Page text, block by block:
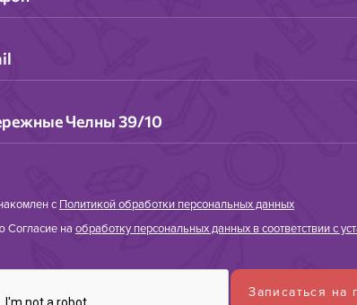
с Политикой обработки персональных данных
Согласие на обработку персональных данных в соответствии с
Записаться на